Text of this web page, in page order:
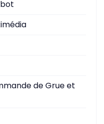
de Grue et